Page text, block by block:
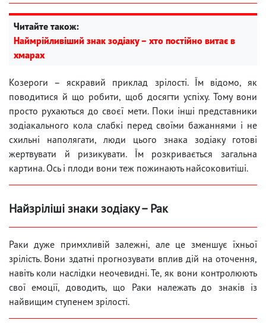
Читайте також:
Наймрійливіший знак зодіаку – хто постійно витає в
хмарах
Козероги – яскравий приклад зрілості. Їм відомо, як
поводитися й що робити, щоб досягти успіху. Тому вони
просто рухаються до своєї мети. Поки інші представники
зодіакального кола слабкі перед своїми бажаннями і не
схильні наполягати, люди цього знака зодіаку готові
жертвувати й ризикувати. Їм розкривається загальна
картина. Ось і плоди вони теж пожинають найсоковитіші.
Найзріліші знаки зодіаку – Рак
Раки дуже примхливій залежні, але це зменшує їхньої
зрілість. Вони здатні прогнозувати вплив дій на оточення,
навіть коли наслідки неочевидні. Те, як вони контролюють
свої емоції, доводить, що Раки належать до знаків із
найвищим ступенем зрілості.